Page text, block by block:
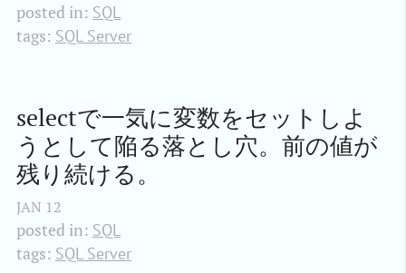
posted in: SQL
tags: SQL Server
selectで一気に変数をセットしよ
うとして陥る落とし穴。前の値が
残り続ける。
JAN 12
posted in: SQL
tags: SQL Server